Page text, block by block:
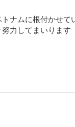
ナムに根付かせ
力してまいります